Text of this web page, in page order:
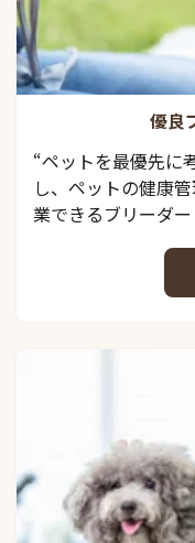
優良
“ペットを最優先に
し、ペットの健康
業できるブリーダー